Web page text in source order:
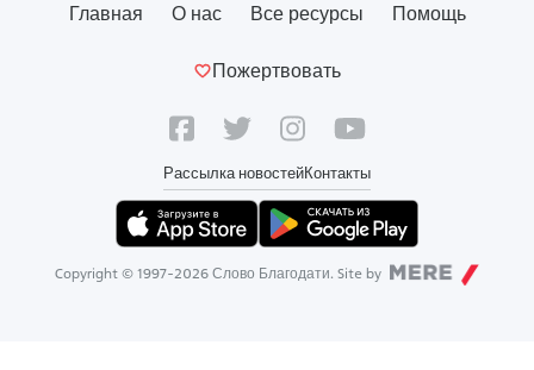
Главная О нас Все ресурсы Помощь
Пожертвовать
Рассылка новостейКонтакты
Copyright © 1997-2026 Слово Благодати. Site by